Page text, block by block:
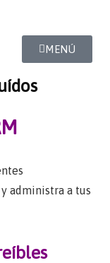
MENÚ
administra a tus